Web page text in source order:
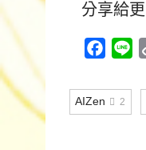
分享給
AIZen 2